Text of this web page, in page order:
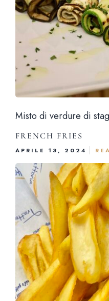
Misto di verdure di
FRENCH FRIES
APRILE 13, 2024
Aperti tutti i giorni
081 1924